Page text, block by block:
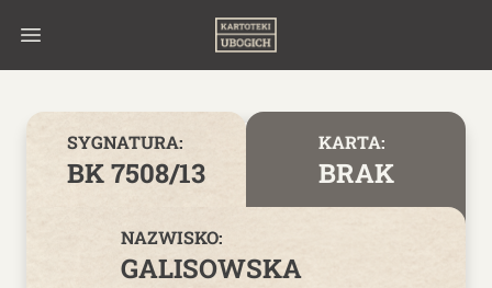
SYGNATURA:
BK 7508/13
KARTA:
BRAK
NAZWISKO:
GALISOWSKA